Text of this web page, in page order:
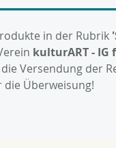
in der Rubrik
kulturART -
Versendung der
Überweisung!